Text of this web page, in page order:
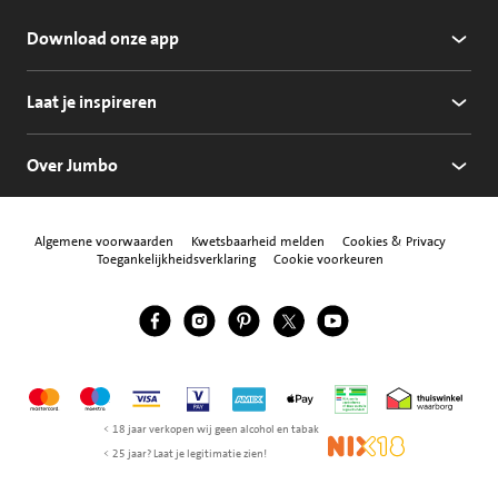
Download onze app
Laat je inspireren
Over Jumbo
Algemene voorwaarden Kwetsbaarheid melden
Cookies & Privacy
Toegankelijkheidsverklaring
Cookie voorkeuren
Volg ons
Jumbo Facebook
Jumbo Instagram
Jumbo Pinterest
Jumbo Twitter
Jumbo YouTube
MastercardMaestroVisa Vpay American Express
Apple Pay Thuiswinkel
< 18 jaar verkopen wij geen alcohol en tabak
< 25 jaar? Laat je legitimatie zien!
NIX18